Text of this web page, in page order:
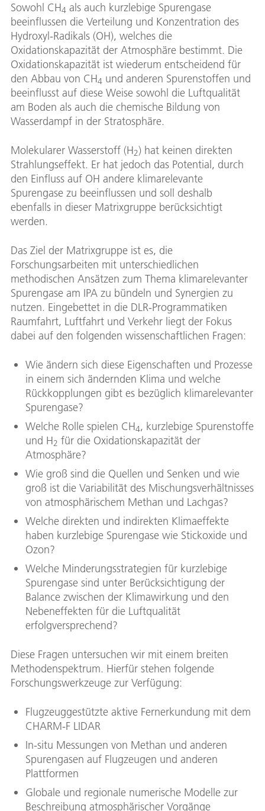
Sowohl CH4 als auch kurzlebige Spurengase
beeinflussen die Verteilung und Konzentration des
Hydroxyl-Radikals (OH), welches die
Oxidationskapazität der Atmosphäre bestimmt. Die
Oxidationskapazität ist wiederum entscheidend für
den Abbau von CH4 und anderen Spurenstoffen und
beeinflusst auf diese Weise sowohl die Luftqualität
am Boden als auch die chemische Bildung von
Wasserdampf in der Stratosphäre.
Molekularer Wasserstoff (H2) hat keinen direkten
Strahlungseffekt. Er hat jedoch das Potential, durch
den Einfluss auf OH andere klimarelevante
Spurengase zu beeinflussen und soll deshalb
ebenfalls in dieser Matrixgruppe berücksichtigt
werden.
Das Ziel der Matrixgruppe ist es, die
Forschungsarbeiten mit unterschiedlichen
methodischen Ansätzen zum Thema klimarelevanter
Spurengase am IPA zu bündeln und Synergien zu
nutzen. Eingebettet in die DLR-Programmatiken
Raumfahrt, Luftfahrt und Verkehr liegt der Fokus
dabei auf den folgenden wissenschaftlichen Fragen:
Wie ändern sich diese Eigenschaften und Prozesse
in einem sich ändernden Klima und welche
Rückkopplungen gibt es bezüglich klimarelevanter
Spurengase?
Welche Rolle spielen CH4, kurzlebige Spurenstoffe
und H2 für die Oxidationskapazität der
Atmosphäre?
Wie groß sind die Quellen und Senken und wie
groß ist die Variabilität des Mischungsverhältnisses
von atmosphärischem Methan und Lachgas?
Welche direkten und indirekten Klimaeffekte
haben kurzlebige Spurengase wie Stickoxide und
Ozon?
Welche Minderungsstrategien für kurzlebige
Spurengase sind unter Berücksichtigung der
Balance zwischen der Klimawirkung und den
Nebeneffekten für die Luftqualität
erfolgversprechend?
Diese Fragen untersuchen wir mit einem breiten
Methodenspektrum. Hierfür stehen folgende
Forschungswerkzeuge zur Verfügung:
Flugzeuggestützte aktive Fernerkundung mit dem
CHARM-F LIDAR
In-situ Messungen von Methan und anderen
Spurengasen auf Flugzeugen und anderen
Plattformen
Globale und regionale numerische Modelle zur
Beschreibung atmosphärischer Vorgänge